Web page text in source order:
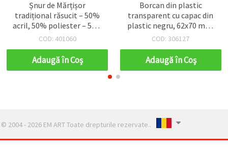
Șnur de Mărțișor
tradițional răsucit – 50%
acril, 50% poliester – 50 g
/ 170 m
COD: 401060
Adaugă în Coş
Borcan din plastic
transparent cu capac din
plastic negru, 62x70 mm,
150 ml – pentru craft, DIY
COD: 306127
Adaugă în Coş
© 2004 - 2026 EM ART Toate drepturile rezervate..